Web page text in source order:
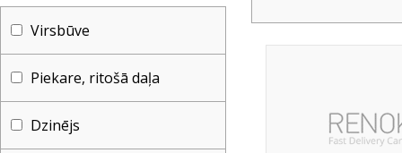
Virsbūve
Piekare, ritošā daļa
Dzinējs